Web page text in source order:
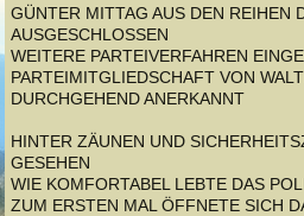
GÜNTER MITTAG AUS DEN REIHEN
AUSGESCHLOSSEN
WEITERE PARTEIVERFAHREN
PARTEIMITGLIEDSCHAFT VON
DURCHGEHEND ANERKANNT
HINTER ZÄUNEN UND
GESEHEN
WIE KOMFORTABEL LEBTE DAS
ZUM ERSTEN MAL ÖFFNETE SICH